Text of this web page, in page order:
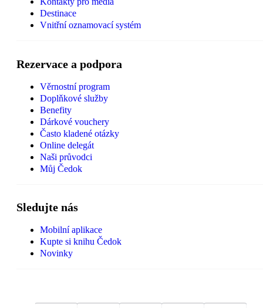
Destinace
Vnitřní oznamovací systém
Rezervace a podpora
Věrnostní program
Doplňkové služby
Benefity
Dárkové vouchery
Často kladené otázky
Online delegát
Naši průvodci
Můj Čedok
Sledujte nás
Mobilní aplikace
Kupte si knihu Čedok
Novinky